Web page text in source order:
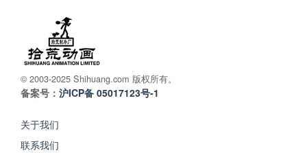
© 2003-2025 Shihuang.com 版权所有。
备案号： 沪ICP备 05017123号-1
关于我们
联系我们